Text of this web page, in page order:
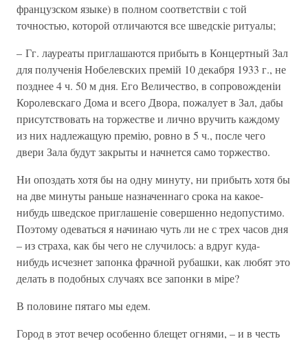
французском языке) в полном соответствіи с той
точностью, которой отличаются все шведскіе ритуалы;
– Гг. лауреаты приглашаются прибыть в Концертный Зал
для полученія Нобелевских премій 10 декабря 1933 г., не
позднее 4 ч. 50 м дня. Его Величество, в сопровожденіи
Королевскаго Дома и всего Двора, пожалует в Зал, дабы
присутствовать на торжестве и лично вручить каждому
из них надлежащую премію, ровно в 5 ч., после чего
двери Зала будут закрыты и начнется само торжество.
Ни опоздать хотя бы на одну минуту, ни прибыть хотя бы
на две минуты раньше назначеннаго срока на какое-
нибудь шведское приглашеніе совершенно недопустимо.
Поэтому одеваться я начинаю чуть ли не с трех часов дня
– из страха, как бы чего не случилось: а вдруг куда-
нибудь исчезнет запонка фрачной рубашки, как любят это
делать в подобных случаях все запонки в міре?
В половине пятаго мы едем.
Город в этот вечер особенно блещет огнями, – и в честь